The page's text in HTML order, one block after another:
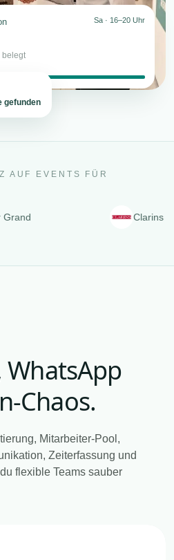
Sa · 16–20 Uhr
belegt
gefunden
AUF EVENTS FÜR
Clarins
WhatsApp
Chaos.
Mitarbeiter-Pool,
Zeiterfassung und
flexible Teams sauber